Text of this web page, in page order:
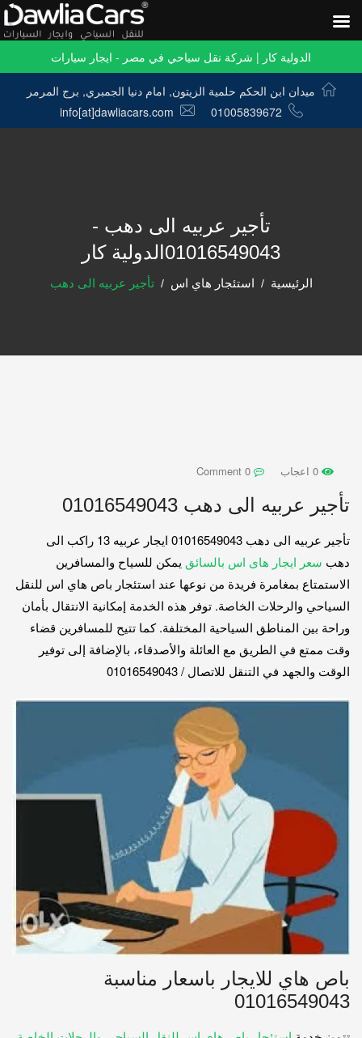
الدولية كار | شركة نقل سياحي في مصر - ايجار سيارات
ميدان ابن الحكم حلمية الزيتون, امام دنيا الجمبري, برج المرمر
01005839672
info[at]dawliacars.com
تأجير عربيه الى دهب -
01016549043الدولية كار
الرئيسية استئجار هاي اس تأجير عربيه الى دهب
تأجير عربيه الى دهب 01016549043
تأجير عربيه الى دهب 01016549043 ايجار عربيه 13 راكب الى
دهب سعر ايجار هاى اس بالسائق يمكن للسياح والمسافرين
الاستمتاع بمغامرة فريدة من نوعها عند استئجار باص هاي اس للنقل
السياحي والرحلات الخاصة. توفر هذه الخدمة إمكانية الانتقال بأمان
وراحة بين المناطق السياحية المختلفة. كما تتيح للمسافرين قضاء
وقت ممتع في الطريق مع العائلة والأصدقاء، بالإضافة إلى توفير
الوقت والجهد في التنقل للاتصال / 01016549043
باص هاي للايجار باسعار مناسبة
01016549043